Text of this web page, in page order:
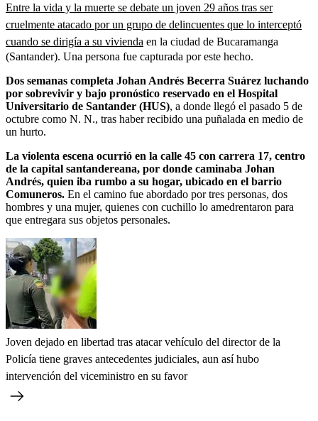
Entre la vida y la muerte se debate un joven 29 años tras ser
cruelmente atacado por un grupo de delincuentes que lo interceptó
cuando se dirigía a su vivienda en la ciudad de Bucaramanga
(Santander). Una persona fue capturada por este hecho.
Dos semanas completa Johan Andrés Becerra Suárez luchando
por sobrevivir y bajo pronóstico reservado en el Hospital
Universitario de Santander (HUS), a donde llegó el pasado 5 de
octubre como N. N., tras haber recibido una puñalada en medio de
un hurto.
La violenta escena ocurrió en la calle 45 con carrera 17, centro
de la capital santandereana, por donde caminaba Johan
Andrés, quien iba rumbo a su hogar, ubicado en el barrio
Comuneros. En el camino fue abordado por tres personas, dos
hombres y una mujer, quienes con cuchillo lo amedrentaron para
que entregara sus objetos personales.
Joven dejado en libertad tras atacar vehículo del director de la
Policía tiene graves antecedentes judiciales, aun así hubo
intervención del viceministro en su favor